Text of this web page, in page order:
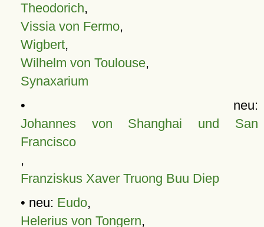
Theodorich,
Vissia von Fermo,
Wigbert,
Wilhelm von Toulouse,
Synaxarium
• neu:
Johannes von Shanghai und San
Francisco
,
Franziskus Xaver Truong Buu Diep
• neu: Eudo,
Helerius von Tongern,